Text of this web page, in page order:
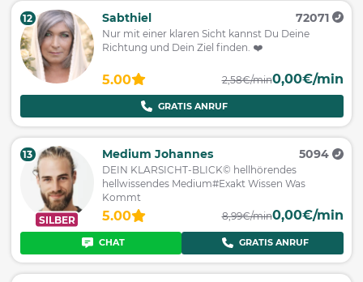
12 Sabthiel 72071
Nur mit einer klaren Sicht kannst Du Deine
Richtung und Dein Ziel finden. ❤️
5.00 2,58€/min0,00€/min
GRATIS ANRUF
SILBER
13 Medium Johannes 5094
DEIN KLARSICHT-BLICK© hellhörendes
hellwissendes Medium#Exakt Wissen Was
Kommt
5.00 8,99€/min0,00€/min
CHAT GRATIS ANRUF